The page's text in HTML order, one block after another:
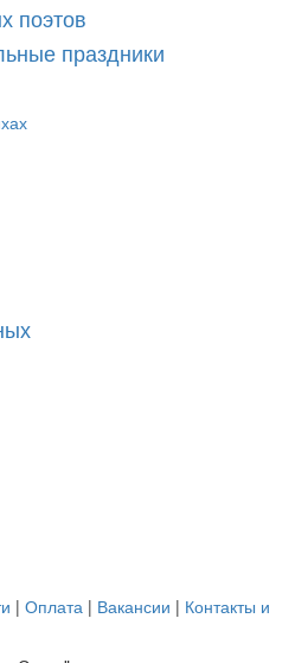
поэтов
праздники
| Оплата | Вакансии | Контакты и